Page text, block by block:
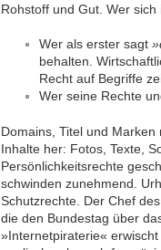
Rohstoff und Gut. Wer
Wer als erster sagt
behalten.
Recht auf Begriffe
Wer seine Rechte
Domains, Titel und
Inhalte her: Fotos, Texte,
Persönlichkeitsrechte
schwinden zunehmend.
Schutzrechte. Der Chef
die den Bundestag über
»Internetpiraterie«